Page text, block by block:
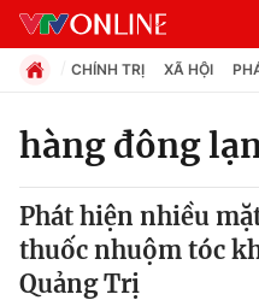
Chuyên mục
Chính trị
CHÍNH TRỊ XÃ HỘI
hàng đông
Phát hiện nhiều
thuốc nhuộm tóc
Quảng Trị